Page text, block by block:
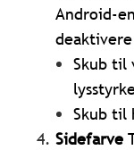
Android-
Skub til
Skub til
Sidefarve